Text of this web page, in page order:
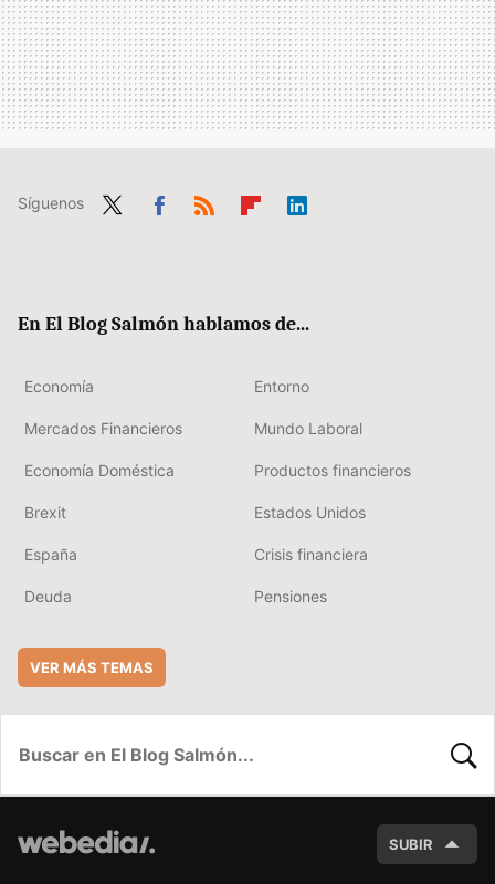
Síguenos
En El Blog Salmón hablamos de...
Economía Entorno
Mercados Financieros Mundo Laboral
Economía Doméstica Productos financieros
Brexit Estados Unidos
España Crisis financiera
Deuda Pensiones
VER MÁS TEMAS
SUBIR